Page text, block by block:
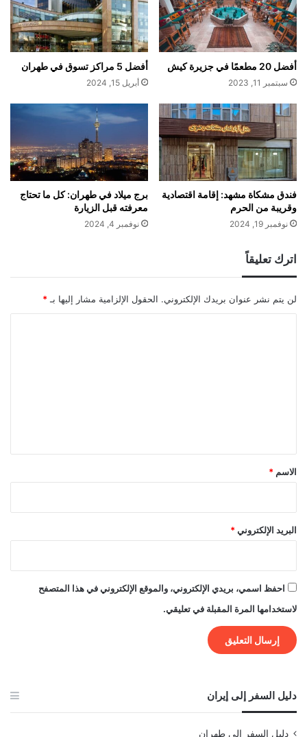
أفضل 20 مطعمًا في جزيرة كيش
سبتمبر 11, 2023
أفضل 5 مراكز تسوق في طهران
أبريل 15, 2024
فندق مشكاة مشهد: إقامة اقتصادية
وقريبة من الحرم
نوفمبر 19, 2024
برج ميلاد في طهران: كل ما تحتاج
معرفته قبل الزيارة
نوفمبر 4, 2024
اترك تعليقاً
لن يتم نشر عنوان بريدك الإلكتروني. الحقول الإلزامية مشار إليها بـ *
*
الاسم *
البريد الإلكتروني *
احفظ اسمي، بريدي الإلكتروني، والموقع الإلكتروني في هذا المتصفح
لاستخدامها المرة المقبلة في تعليقي.
دليل السفر إلى إيران
دليل السفر إلى طهران